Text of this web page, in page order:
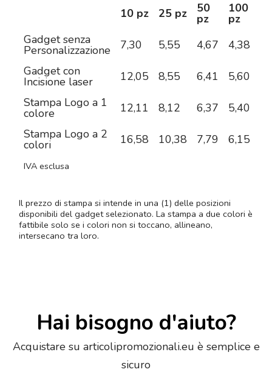
10 pz 25 pz 50
pz
100
pz
Gadget senza
Personalizzazione 7,30 5,55 4,67 4,38
Gadget con
Incisione laser 12,05 8,55 6,41 5,60
Stampa Logo a 1
colore 12,11 8,12 6,37 5,40
Stampa Logo a 2
colori 16,58 10,38 7,79 6,15
IVA esclusa
Il prezzo di stampa si intende in una (1) delle posizioni
disponibili del gadget selezionato. La stampa a due colori è
fattibile solo se i colori non si toccano, allineano,
intersecano tra loro.
Hai bisogno d'aiuto?
Acquistare su articolipromozionali.eu è semplice e
sicuro